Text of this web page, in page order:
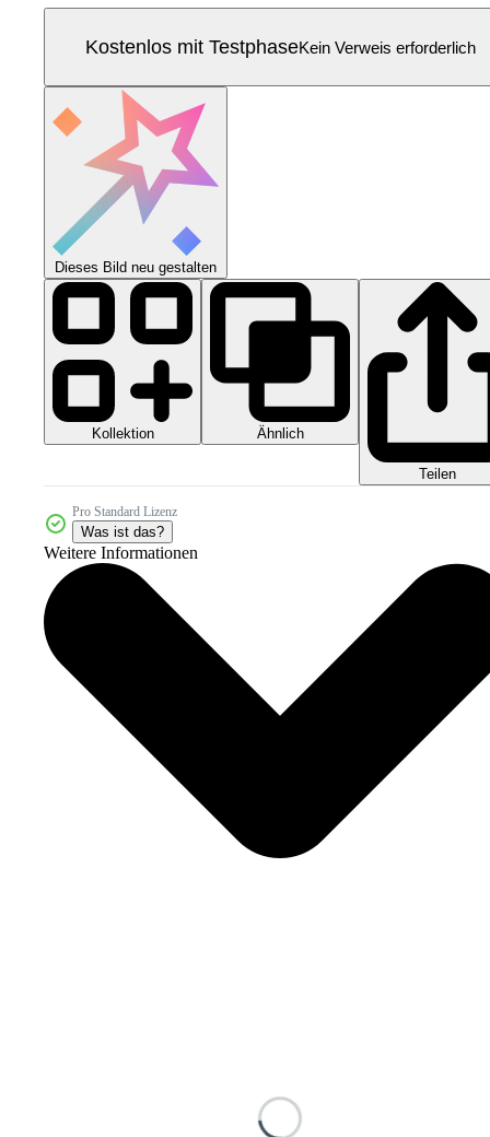
Kostenlos mit TestphaseKein Verweis erforderlich
Dieses Bild neu gestalten
Kollektion Ähnlich
Teilen
Pro Standard Lizenz
Was ist das?
Weitere Informationen